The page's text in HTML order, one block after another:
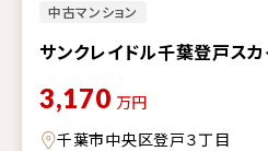
中古マンション
サンクレイドル千葉登戸ス
3,170 万円
千葉市中央区登戸３丁目